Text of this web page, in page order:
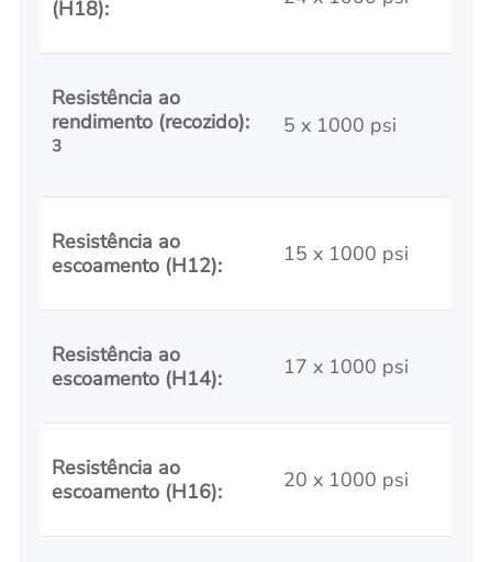
(H18):
Resistência ao
rendimento (recozido):
3
5 x 1000 psi
Resistência ao
escoamento (H12):
15 x 1000 psi
Resistência ao
escoamento (H14):
17 x 1000 psi
Resistência ao
escoamento (H16):
20 x 1000 psi